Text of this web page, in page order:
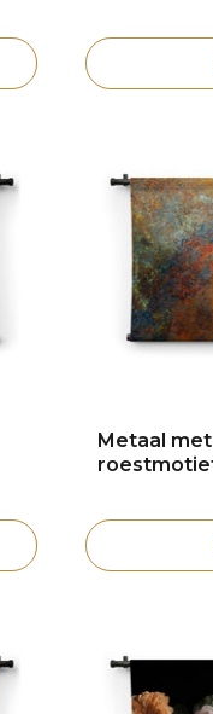
Metaal